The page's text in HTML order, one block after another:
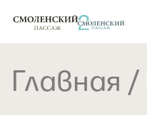
Главная /